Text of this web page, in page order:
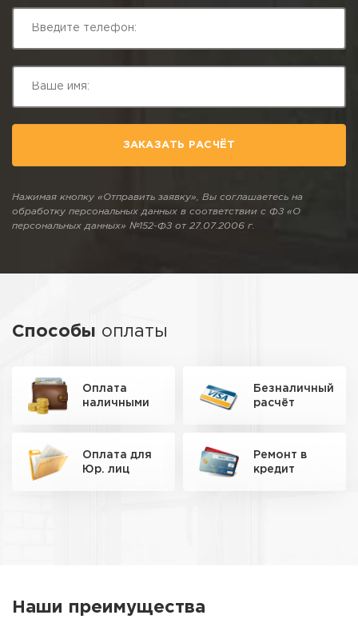
ЗАКАЗАТЬ РАСЧЁТ
Нажимая кнопку «Отправить заявку», Вы соглашаетесь на
обработку персональных данных в соответствии с ФЗ «О
персональных данных» №152-ФЗ от 27.07.2006 г.
Способы оплаты
Оплата
наличными
Безналичный
расчёт
Оплата для
Юр. лиц
Ремонт в
кредит
Наши преимущества